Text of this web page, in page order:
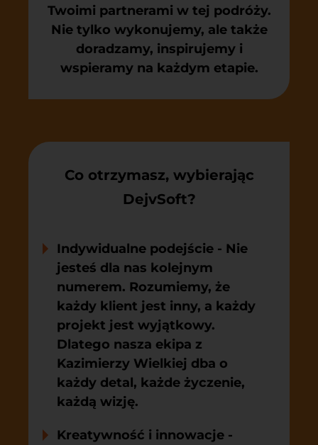
Twoimi partnerami w tej podróży.
Nie tylko wykonujemy, ale także
doradzamy, inspirujemy i
wspieramy na każdym etapie.
Co otrzymasz, wybierając
DejvSoft?
Indywidualne podejście - Nie
jesteś dla nas kolejnym
numerem. Rozumiemy, że
każdy klient jest inny, a każdy
projekt jest wyjątkowy.
Dlatego nasza ekipa z
Kazimierzy Wielkiej dba o
każdy detal, każde życzenie,
każdą wizję.
Kreatywność i innowacje -